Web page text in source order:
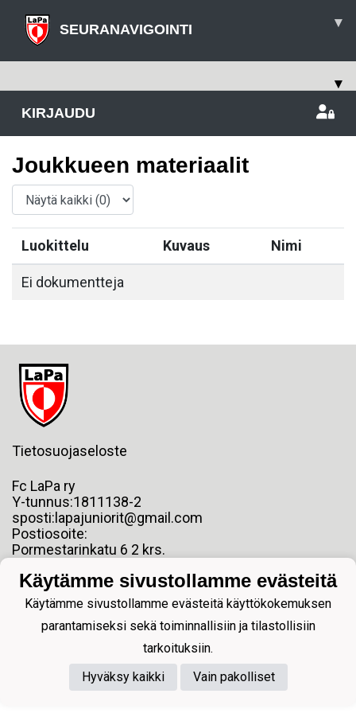
SEURANAVIGOINTI ▾
▾
KIRJAUDU
Joukkueen materiaalit
Luokittelu Kuvaus Nimi
Ei dokumentteja
Tietosuojaseloste
Fc LaPa ry
Y-tunnus:1811138-2
sposti:lapajuniorit@gmail.com
Postiosoite:
Pormestarinkatu 6 2 krs.
Powered by
Käytämme sivustollamme evästeitä
Käytämme sivustollamme evästeitä käyttökokemuksen
parantamiseksi sekä toiminnallisiin ja tilastollisiin
tarkoituksiin.
Hyväksy kaikki
Vain pakolliset